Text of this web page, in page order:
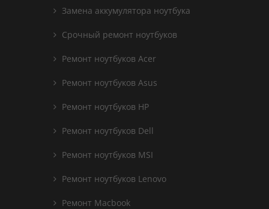
Замена аккумулятора ноутбука
Срочный ремонт ноутбуков
Ремонт ноутбуков Acer
Ремонт ноутбуков Asus
Ремонт ноутбуков HP
Ремонт ноутбуков Dell
Ремонт ноутбуков MSI
Ремонт ноутбуков Lenovo
Ремонт Macbook